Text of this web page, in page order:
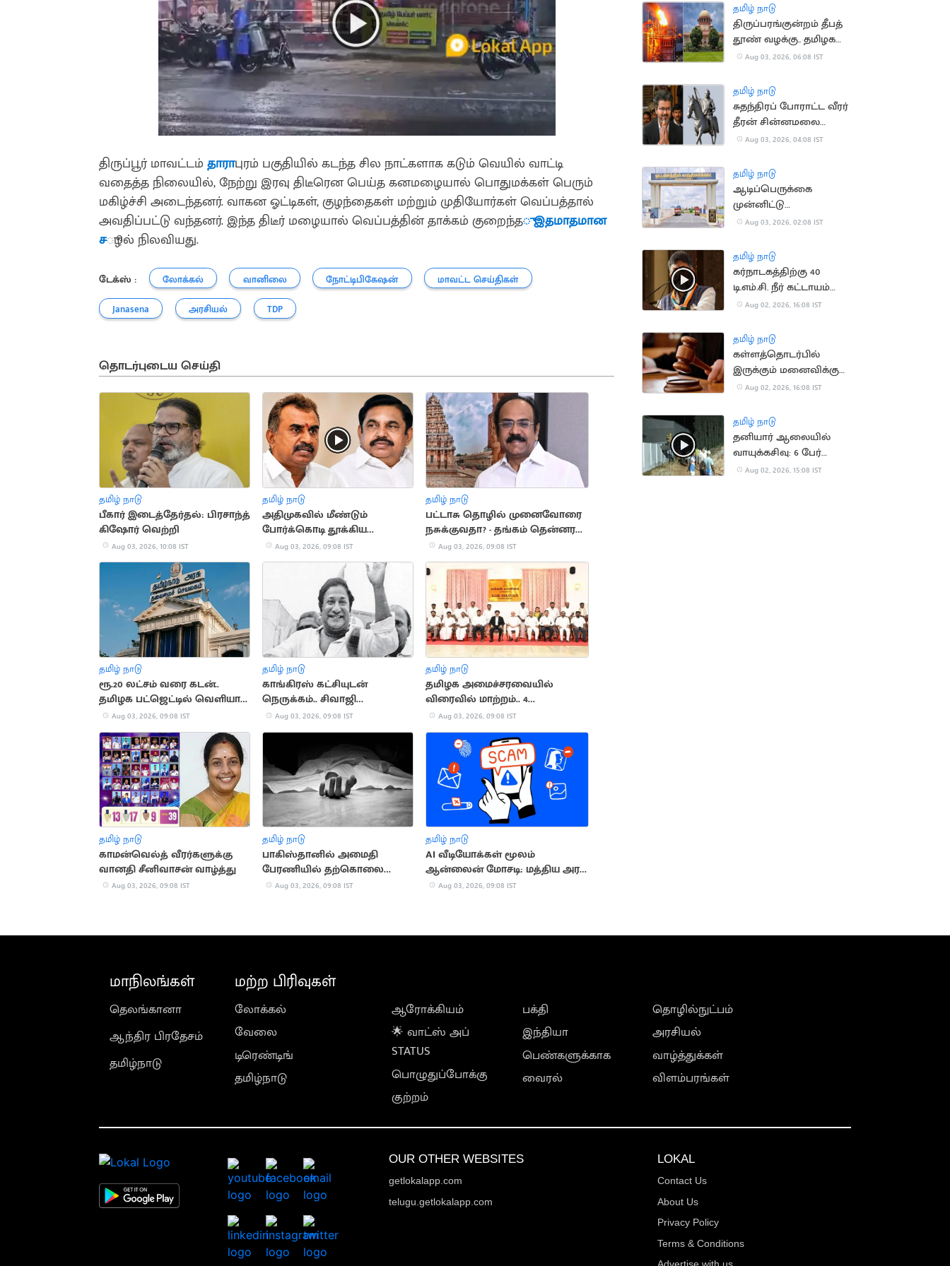
திருப்பூர் மாவட்டம்தாராபுரம் பகுதியில் கடந்த சில நாட்களாக கடும் வெயில் வாட்டி
வதைத்த நிலையில், நேற்று இரவு திடீரென பெய்த கனமழையால் பொதுமக்கள் பெரும்
மகிழ்ச்சி அடைந்தனர். வாகன ஓட்டிகள், குழந்தைகள் மற்றும் முதியோர்கள் வெப்பத்தால்
அவதிப்பட்டு வந்தனர். இந்த திடீர் மழையால் வெப்பத்தின் தாக்கம் குறைந்து இதமாதமான
சூழல் நிலவியது.
டேக்ஸ் : லோக்கல் வானிலை நோட்டிபிகேஷன் மாவட்ட செய்திகள்
Janasena அரசியல் TDP
தொடர்புடைய செய்தி
தமிழ் நாடு
பீகார் இடைத்தேர்தல்: பிரசாந்த்
கிஷோர் வெற்றி
Aug 03, 2026, 10:08 IST
தமிழ் நாடு
அதிமுகவில் மீண்டும்
போர்க்கொடி தூக்கிய
எம்.பி.வேலுமணி
Aug 03, 2026, 09:08 IST
தமிழ் நாடு
பட்டாசு தொழில் முனைவோரை
நசுக்குவதா? - தங்கம் தென்னரசு
கண்டனம்
Aug 03, 2026, 09:08 IST
தமிழ் நாடு
ரூ.20 லட்சம் வரை கடன்..
தமிழக பட்ஜெட்டில் வெளியாக
வாய்ப்பு
Aug 03, 2026, 09:08 IST
தமிழ் நாடு
காங்கிரஸ் கட்சியுடன்
நெருக்கம்.. சிவாஜி
கணேசனின் அரசியல்
பயணம்
Aug 03, 2026, 09:08 IST
தமிழ் நாடு
தமிழக அமைச்சரவையில்
விரைவில் மாற்றம்.. 4
அமைச்சர்கள் பதவி காலி?
Aug 03, 2026, 09:08 IST
தமிழ் நாடு
காமன்வெல்த் வீரர்களுக்கு
வானதி சீனிவாசன் வாழ்த்து
Aug 03, 2026, 09:08 IST
தமிழ் நாடு
பாகிஸ்தானில் அமைதி
பேரணியில் தற்கொலை
தாக்குதல்.. 14 பேர் பலி
Aug 03, 2026, 09:08 IST
தமிழ் நாடு
AI வீடியோக்கள் மூலம்
ஆன்லைன் மோசடி: மத்திய அரசு
எச்சரிக்கை
Aug 03, 2026, 09:08 IST
தமிழ் நாடு
திருப்பரங்குன்றம் தீபத்
தூண் வழக்கு.. தமிழக
அரசுக்கு
பின்னடைவு
Aug 03, 2026, 06:08 IST
தமிழ் நாடு
சுதந்திரப் போராட்ட வீரர்
தீரன் சின்னமலை
நினைவு நாள்.. CM விஜய்
Aug 03, 2026, 04:08 IST
தமிழ் நாடு
ஆடிப்பெருக்கை
முன்னிட்டு
ஒட்டன்சத்திரம் காய்கறி
விடுமுறை
Aug 03, 2026, 02:08 IST
தமிழ் நாடு
கர்நாடகத்திற்கு 40
டி.எம்.சி. நீர் கட்டாயம்
தேவை.. டி.கே.சிவகுமார்
Aug 02, 2026, 16:08 IST
தமிழ் நாடு
கள்ளத்தொடர்பில்
இருக்கும் மனைவிக்கு
இடைக்கால ஜீவனாம்சம்
Aug 02, 2026, 16:08 IST
தமிழ் நாடு
தனியார் ஆலையில்
வாயுக்கசிவு: 6 பேர்
மருத்துவமனையில்
Aug 02, 2026, 15:08 IST
மாநிலங்கள்
தெலங்கானா
ஆந்திர பிரதேசம்
தமிழ்நாடு
மற்ற பிரிவுகள்
லோக்கல்
வேலை
டிரெண்டிங்
தமிழ்நாடு
ஆரோக்கியம்
🌟 வாட்ஸ் அப்
STATUS
பொழுதுப்போக்கு
குற்றம்
பக்தி
இந்தியா
பெண்களுக்காக
வைரல்
தொழில்நுட்பம்
அரசியல்
வாழ்த்துக்கள்
விளம்பரங்கள்
OUR OTHER WEBSITES
getlokalapp.com
telugu.getlokalapp.com
LOKAL
Contact Us
About Us
Privacy Policy
Terms & Conditions